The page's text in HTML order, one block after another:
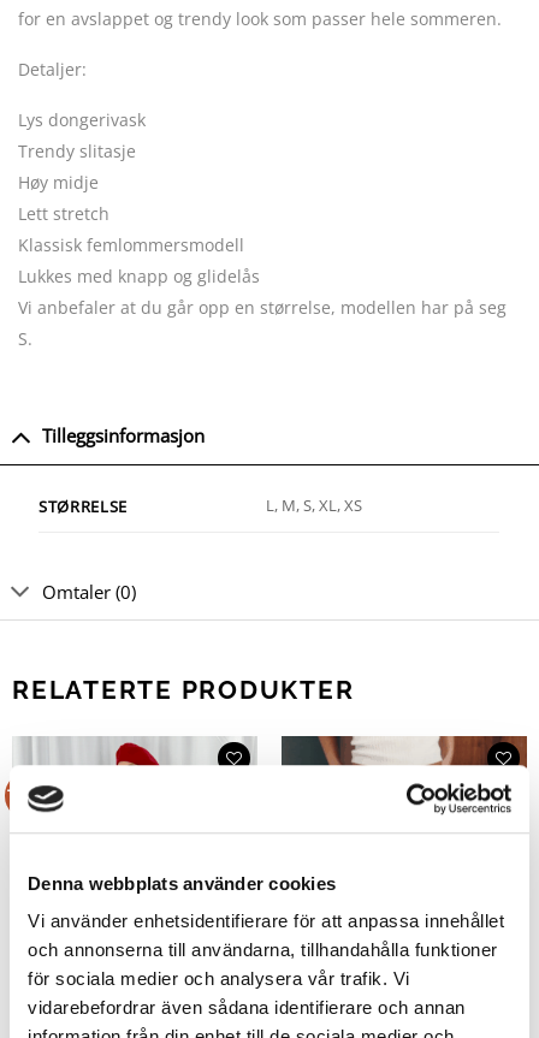
Denna webbplats använder cookies
Vi använder enhetsidentifierare för att anpassa innehållet
och annonserna till användarna, tillhandahålla funktioner
för sociala medier och analysera vår trafik. Vi
vidarebefordrar även sådana identifierare och annan
for en avslappet og trendy look som passer hele sommeren.
Detaljer:
Lys dongerivask
Trendy slitasje
Høy midje
Lett stretch
Klassisk femlommersmodell
Lukkes med knapp og glidelås
Vi anbefaler at du går opp en størrelse, modellen har på seg
S.
Tilleggsinformasjon
STØRRELSE L, M, S, XL, XS
Omtaler (0)
RELATERTE PRODUKTER
Tilbud!